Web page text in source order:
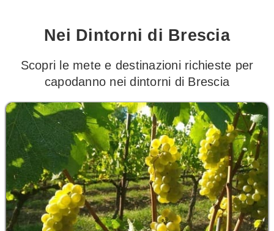
Nei Dintorni di Brescia
Scopri le mete e destinazioni richieste per
capodanno nei dintorni di Brescia